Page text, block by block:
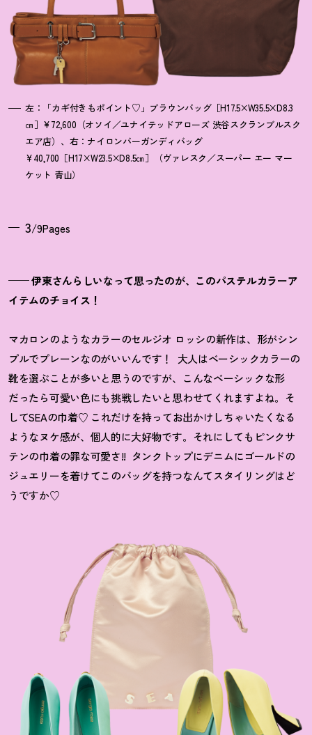
左：「カギ付きもポイント♡」ブラウンバッグ［H17.5×W35.5×D8.3
㎝］¥72,600（オソイ／ユナイテッドアローズ 渋谷スクランブルスク
エア店）、右：ナイロンバーガンディバッグ
¥40,700［H17×W23.5×D8.5㎝］（ヴァレスク／スーパー エー マー
ケット 青山）
3/9Pages
—— 伊東さんらしいなって思ったのが、このパステルカラーア
イテムのチョイス！
マカロンのようなカラーのセルジオ ロッシの新作は、形がシン
プルでプレーンなのがいいんです！
大人はベーシックカラーの
靴を選ぶことが多いと思うのですが、こんなベーシックな形
だったら可愛い色にも挑戦したいと思わせてくれますよね。そ
してSEAの巾着♡ これだけを持ってお出かけしちゃいたくなる
ようなヌケ感が、個人的に大好物です。それにしてもピンクサ
テンの巾着の罪な可愛さ!! タンクトップにデニムにゴールドの
ジュエリーを着けてこのバッグを持つなんてスタイリングはど
うですか♡